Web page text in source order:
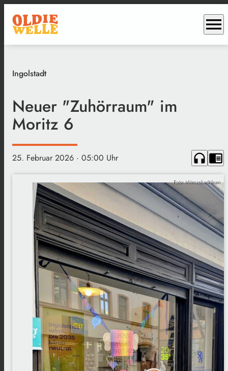
menu
Ingolstadt
Neuer "Zuhörraum" im
Moritz 6
25. Februar 2026 · 05:00 Uhr headphones chrome_reader_mode
Foto: MitmacherINnen